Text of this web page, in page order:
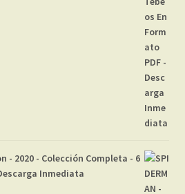
- 2020 - Colección Completa - 6
Inmediata